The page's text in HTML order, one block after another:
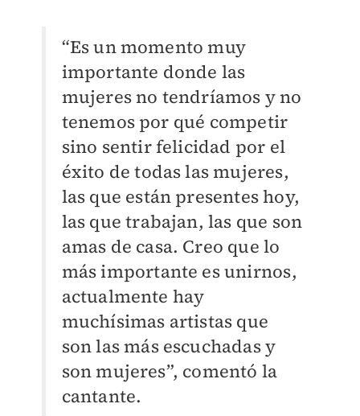
“Es un momento muy
importante donde las
mujeres no tendríamos y no
tenemos por qué competir
sino sentir felicidad por el
éxito de todas las mujeres,
las que están presentes hoy,
las que trabajan, las que son
amas de casa. Creo que lo
más importante es unirnos,
actualmente hay
muchísimas artistas que
son las más escuchadas y
son mujeres”, comentó la
cantante.